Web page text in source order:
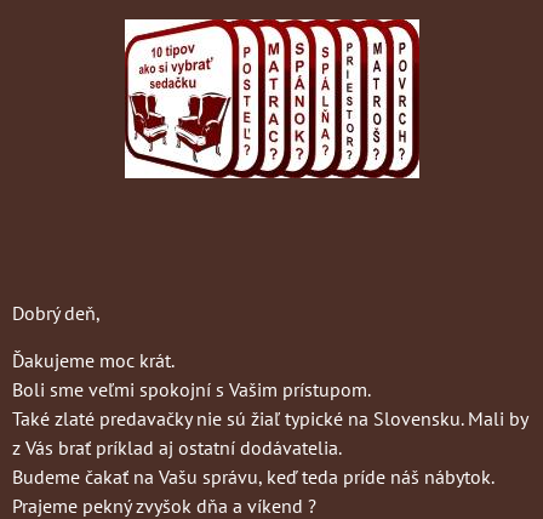
Dobrý deň,
Ďakujeme moc krát.
Boli sme veľmi spokojní s Vašim prístupom.
Také zlaté predavačky nie sú žiaľ typické na Slovensku. Mali by
z Vás brať príklad aj ostatní dodávatelia.
Budeme čakať na Vašu správu, keď teda príde náš nábytok.
Prajeme pekný zvyšok dňa a víkend ?